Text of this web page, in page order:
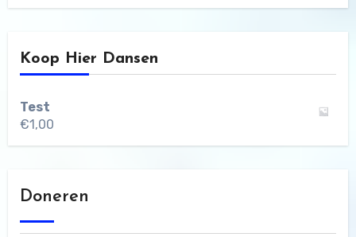
Koop Hier Dansen
Test
€1,00
Doneren